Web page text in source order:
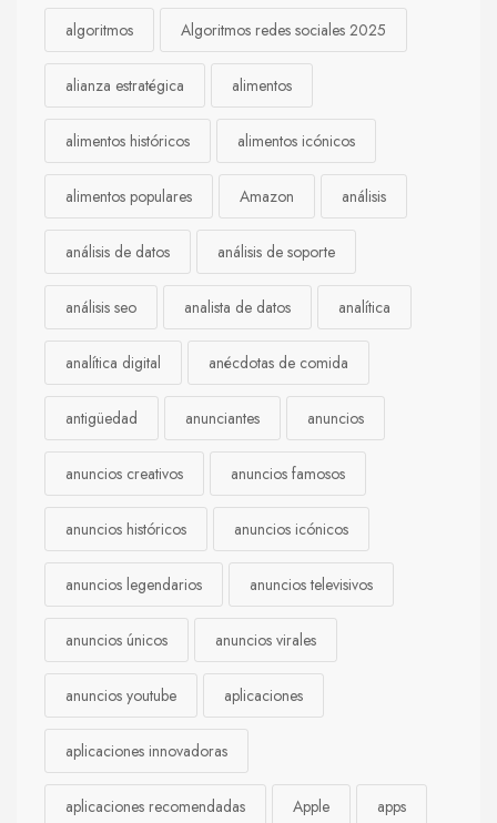
algoritmos Algoritmos redes sociales 2025
alianza estratégica alimentos
alimentos históricos alimentos icónicos
alimentos populares Amazon análisis
análisis de datos análisis de soporte
análisis seo analista de datos analítica
analítica digital anécdotas de comida
antigüedad anunciantes anuncios
anuncios creativos anuncios famosos
anuncios históricos anuncios icónicos
anuncios legendarios anuncios televisivos
anuncios únicos anuncios virales
anuncios youtube aplicaciones
aplicaciones innovadoras
aplicaciones recomendadas Apple apps